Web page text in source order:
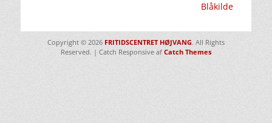
Blåkilde
Copyright © 2026 FRITIDSCENTRET HØJVANG. All Rights
Reserved. | Catch Responsive af Catch Themes